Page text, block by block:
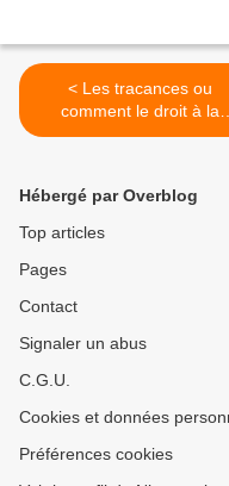
< Les tracances ou
comment le droit à la
déconnexion est mort
Hébergé par Overblog
Top articles
Pages
Contact
Signaler un abus
C.G.U.
Cookies et données
Préférences cookies